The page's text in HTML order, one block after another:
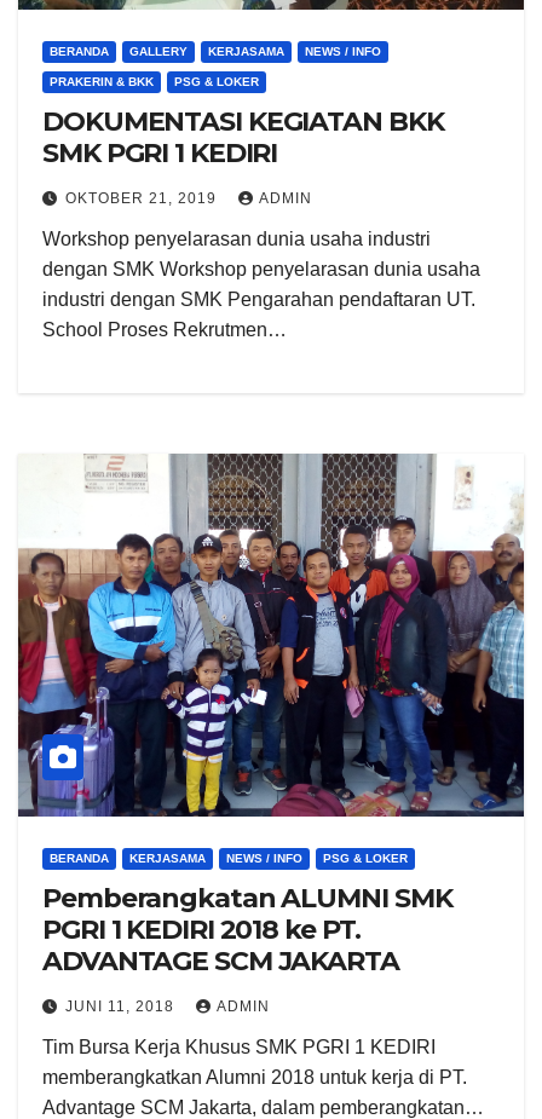
BERANDA GALLERY KERJASAMA NEWS / INFO
PRAKERIN & BKK PSG & LOKER
DOKUMENTASI KEGIATAN BKK
SMK PGRI 1 KEDIRI
OKTOBER 21, 2019 ADMIN
Workshop penyelarasan dunia usaha industri
dengan SMK Workshop penyelarasan dunia usaha
industri dengan SMK Pengarahan pendaftaran UT.
School Proses Rekrutmen…
BERANDA KERJASAMA NEWS / INFO PSG & LOKER
Pemberangkatan ALUMNI SMK
PGRI 1 KEDIRI 2018 ke PT.
ADVANTAGE SCM JAKARTA
JUNI 11, 2018 ADMIN
Tim Bursa Kerja Khusus SMK PGRI 1 KEDIRI
memberangkatkan Alumni 2018 untuk kerja di PT.
Advantage SCM Jakarta, dalam pemberangkatan…